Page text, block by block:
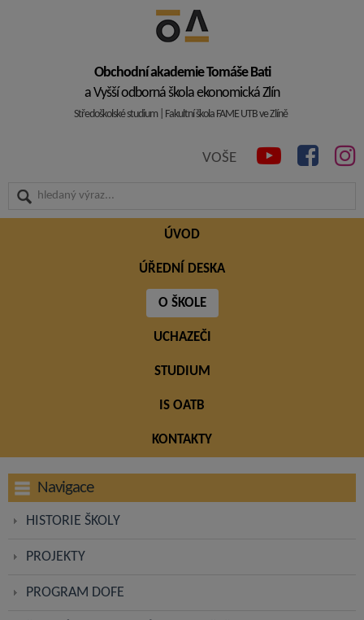
Obchodní akademie Tomáše Bati
a Vyšší odborná škola ekonomická Zlín
Středoškolské studium | Fakultní škola FAME UTB ve Zlíně
VOŠE
ÚVOD
ÚŘEDNÍ DESKA
O ŠKOLE
UCHAZEČI
STUDIUM
IS OATB
KONTAKTY
Navigace
HISTORIE ŠKOLY
PROJEKTY
PROGRAM DOFE